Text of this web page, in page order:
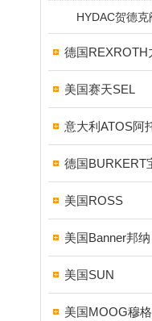
HYDAC贺德克
德国REXROTH
美国赛天SEL
意大利ATOS阿
德国BURKERT
美国ROSS
美国Banner邦纳
美国SUN
美国MOOG穆格